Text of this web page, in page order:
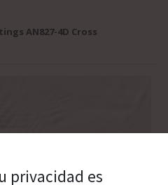
AN827-4D Cross
privacidad es